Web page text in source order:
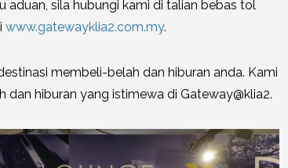
aduan, sila hubungi kami di talian bebas tol
www.gatewayklia2.com.my.
membeli-belah dan hiburan anda. Kami
hiburan yang istimewa di Gateway@klia2.